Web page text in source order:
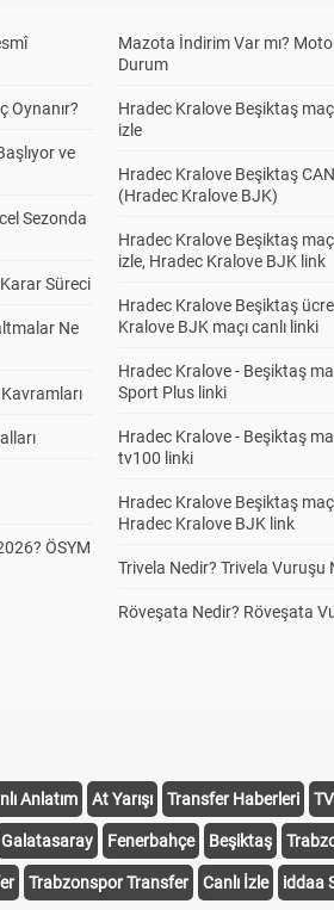
Oynanır?
ve
Sezonda
Karar Süreci
Ne
ÖSYM
Mazota İndirim Var mı?
Durum
Hradec Kralove Beşiktaş
izle
Hradec Kralove Beşiktaş
(Hradec Kralove BJK)
Hradec Kralove Beşiktaş
izle, Hradec Kralove BJK link
Hradec Kralove Beşiktaş
Kralove BJK maçı canlı linki
Hradec Kralove - Beşiktaş
Sport Plus linki
Hradec Kralove - Beşiktaş
tv100 linki
Hradec Kralove Beşiktaş
Hradec Kralove BJK link
Trivela Nedir? Trivela Vuruşu
Röveşata Nedir? Röveşata
Anlatım At Yarışı Transfer Haberleri
Galatasaray Fenerbahçe Beşiktaş
Trabzonspor Transfer Canlı İzle iddaa